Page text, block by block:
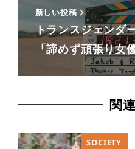
新しい投稿
トランスジェンダ
「諦めず頑張り女
関
SOCIETY